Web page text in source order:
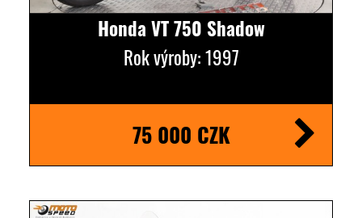
Honda VT 750 Shadow
Rok výroby: 1997
75 000 CZK